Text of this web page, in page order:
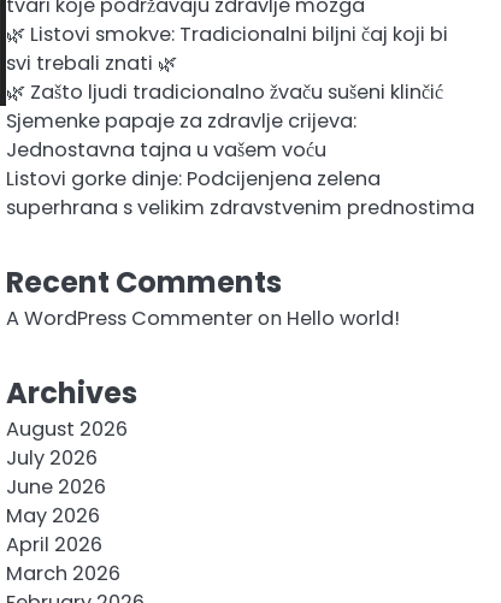
🌿 Listovi smokve: Tradicionalni biljni čaj koji bi
svi trebali znati 🌿
🌿 Zašto ljudi tradicionalno žvaču sušeni klinčić
Sjemenke papaje za zdravlje crijeva:
Jednostavna tajna u vašem voću
Listovi gorke dinje: Podcijenjena zelena
superhrana s velikim zdravstvenim prednostima
Recent Comments
A WordPress Commenteron Hello world!
Archives
August 2026
July 2026
June 2026
May 2026
April 2026
March 2026